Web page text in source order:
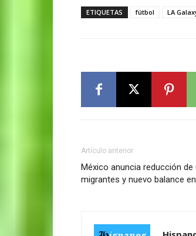
ETIQUETAS fútbol LA
Artículo anterior
México anuncia reducción de
migrantes y nuevo balance